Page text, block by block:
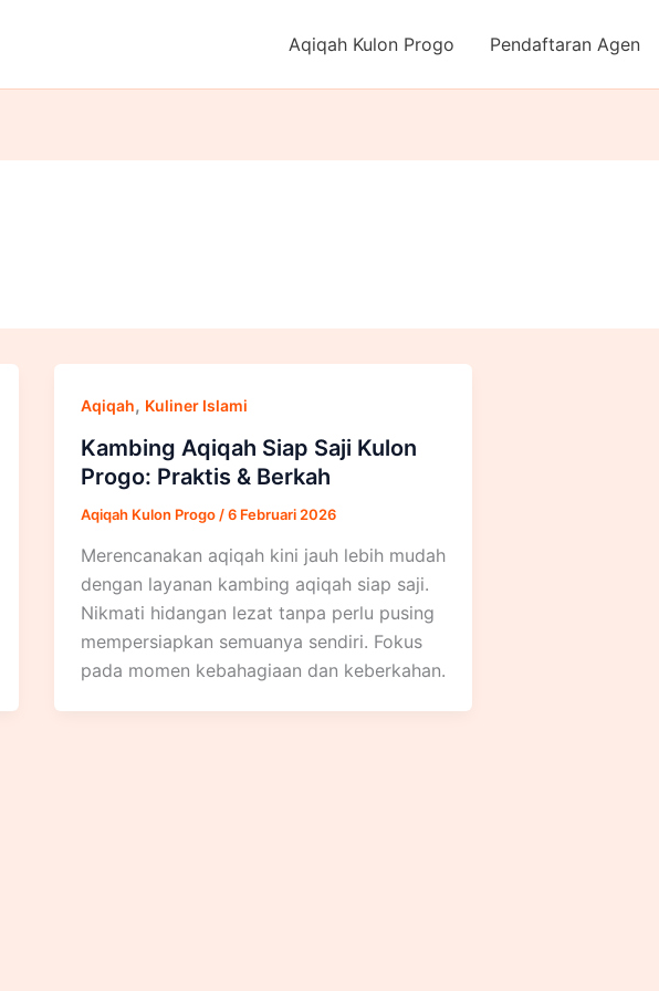
Aqiqah Kulon Progo Pendaftaran Agen
Aqiqah, Kuliner Islami
Kambing Aqiqah Siap Saji Kulon
Progo: Praktis & Berkah
Aqiqah Kulon Progo /6 Februari 2026
Merencanakan aqiqah kini jauh lebih mudah
dengan layanan kambing aqiqah siap saji.
Nikmati hidangan lezat tanpa perlu pusing
mempersiapkan semuanya sendiri. Fokus
pada momen kebahagiaan dan keberkahan.